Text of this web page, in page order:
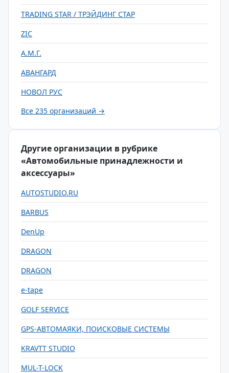
TRADING STAR / ТРЭЙДИНГ СТАР
ZIC
А.М.Г.
АВАНГАРД
НОВОЛ РУС
Все 235 организаций →
Другие организации в рубрике
«Автомобильные принадлежности и
аксессуары»
AUTOSTUDIO.RU
BARBUS
DenUp
DRAGON
DRAGON
e-tape
GOLF SERVICE
GPS-АВТОМАЯКИ, ПОИСКОВЫЕ СИСТЕМЫ
KRAVTT STUDIO
MUL-T-LOCK